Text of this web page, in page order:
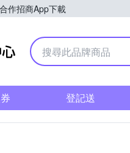
合作招商App下載
Yahoo購物中心
登記送